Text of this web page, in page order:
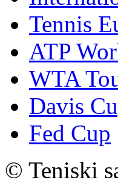
Tennis
ATP
WTA
Davis
Fed Cup
© Teniski